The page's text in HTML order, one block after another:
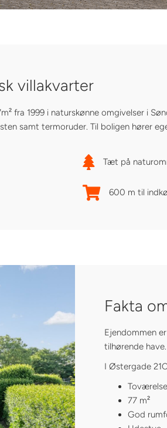
villakvarter
fra 1999 i naturskønne omgivelser i
samt termoruder. Til boligen hører
Tæt på
600 m til
Fakta
Ejendommen
tilhørende have.
I Østergade
77 m²
God